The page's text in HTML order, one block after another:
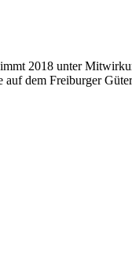
2018 unter
dem Freiburger